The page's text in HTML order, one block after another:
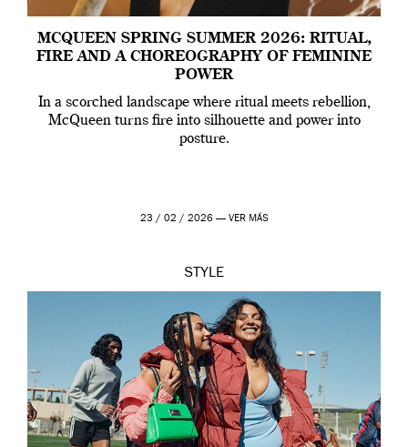
MCQUEEN SPRING SUMMER 2026: RITUAL,
FIRE AND A CHOREOGRAPHY OF FEMININE
POWER
In a scorched landscape where ritual meets rebellion,
McQueen turns fire into silhouette and power into
posture.
23 / 02 / 2026 — VER MÁS
STYLE